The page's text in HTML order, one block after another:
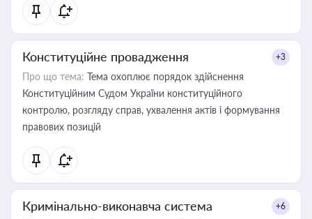
Конституційне провадження +3
Про що тема: Тема охоплює порядок здійснення
Конституційним Судом України конституційного
контролю, розгляду справ, ухвалення актів і формування
правових позицій
Кримінально-виконавча система +6